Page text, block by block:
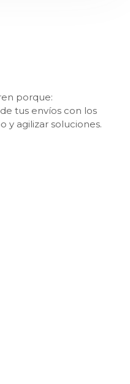
porque:
tus envíos con los
y agilizar soluciones.